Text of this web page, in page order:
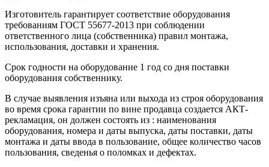
Изготовитель гарантирует соответствие оборудования
требованиям ГОСТ 55677-2013 при соблюдении
ответственного лица (собственника) правил монтажа,
использования, доставки и хранения.
Срок годности на оборудование 1 год со дня поставки
оборудования собственнику.
В случае выявления изъяна или выхода из строя оборудования
во время срока гарантии по вине продавца создается АКТ-
рекламация, он должен состоять из : наименования
оборудования, номера и даты выпуска, даты поставки, даты
монтажа и даты ввода в пользование, общее количество часов
пользования, сведенья о поломках и дефектах.